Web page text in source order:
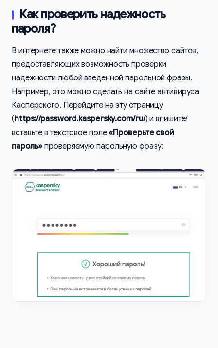
Как проверить надежность
пароля?
В интернете также можно найти множество сайтов,
предоставляющих возможность проверки
надежности любой введенной парольной фразы.
Например, это можно сделать на сайте антивируса
Касперского. Перейдите на эту страницу
(https://password.kaspersky.com/ru/) и впишите/
вставьте в текстовое поле«Проверьте свой
пароль»проверяемую парольную фразу: